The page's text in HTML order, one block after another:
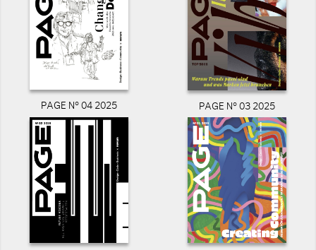
PAGE N° 04 2025 PAGE N° 03 2025